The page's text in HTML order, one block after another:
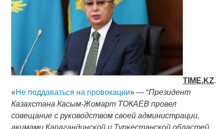
TIME.KZ.
«Не поддаваться на провокации» — “Президент
Казахстана Касым-Жомарт ТОКАЕВ провел
совещание с руководством своей администрации,